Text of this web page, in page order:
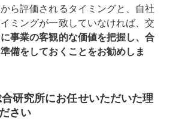
ら評価されるタイミングと、自社
ミングが一致していなければ、交
事業の客観的な価値を把握し、合
備をしておくことをお勧めしま
研究所にお任せいただいた理
さい